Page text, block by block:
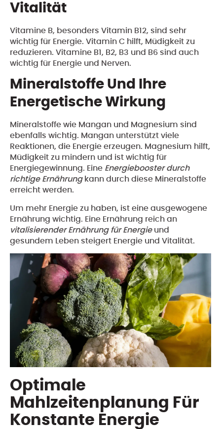
Vitalität
Vitamine B, besonders Vitamin B12, sind sehr
wichtig für Energie. Vitamin C hilft, Müdigkeit zu
reduzieren. Vitamine B1, B2, B3 und B6 sind auch
wichtig für Energie und Nerven.
Mineralstoffe Und Ihre
Energetische Wirkung
Mineralstoffe wie Mangan und Magnesium sind
ebenfalls wichtig. Mangan unterstützt viele
Reaktionen, die Energie erzeugen. Magnesium hilft,
Müdigkeit zu mindern und ist wichtig für
Energiegewinnung. Eine Energiebooster durch
richtige Ernährungkann durch diese Mineralstoffe
erreicht werden.
Um mehr Energie zu haben, ist eine ausgewogene
Ernährung wichtig. Eine Ernährung reich an
vitalisierender Ernährung für Energieund
gesundem Leben steigert Energie und Vitalität.
Optimale
Mahlzeitenplanung Für
Konstante Energie